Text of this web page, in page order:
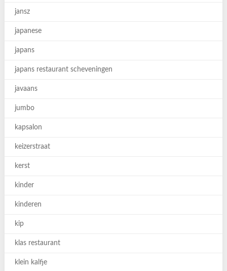
jansz
japanese
japans
japans restaurant scheveningen
javaans
jumbo
kapsalon
keizerstraat
kerst
kinder
kinderen
kip
klas restaurant
klein kalfje